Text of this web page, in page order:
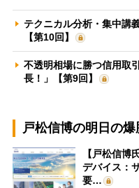
テクニカル分析・集中講
【第10回】
不透明相場に勝つ信用取
長！」【第9回】
戸松信博の明日の爆
【戸松信博
デバイス：
要…